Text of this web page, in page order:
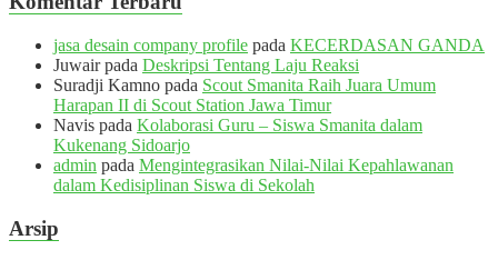
jasa desain company profile pada KECERDASAN GANDA
Juwairpada Deskripsi Tentang Laju Reaksi
Suradji Kamno pada Scout Smanita Raih Juara Umum
Harapan II di Scout Station Jawa Timur
Navis pada Kolaborasi Guru – Siswa Smanita dalam
Kukenang Sidoarjo
admin pada Mengintegrasikan Nilai-Nilai Kepahlawanan
dalam Kedisiplinan Siswa di Sekolah
Arsip